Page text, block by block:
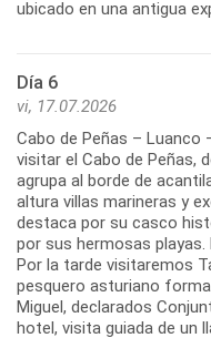
Día 6
vi, 17.07.2026
Cabo de Peñas – Luanco
visitar el Cabo de Peñas,
agrupa al borde de
altura villas marineras y
destaca por su casco
por sus hermosas
Por la tarde visitaremos
pesquero asturiano
Miguel, declarados
hotel, visita guiada de un